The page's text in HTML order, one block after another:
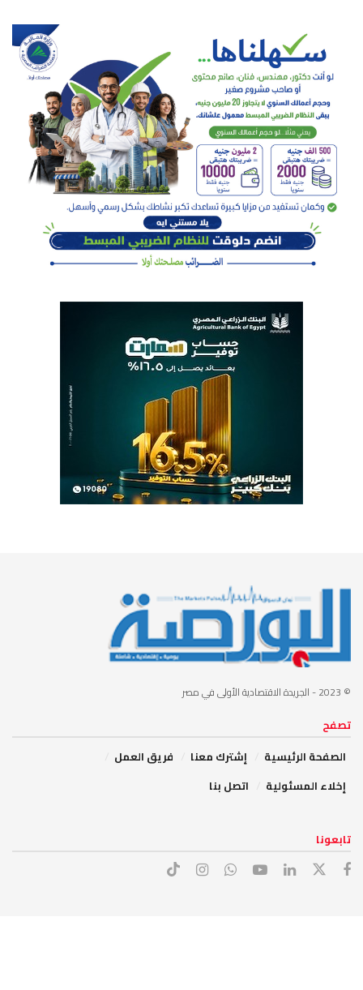
© 2023 - الجريدة الاقتصادية الأولى في مصر
تصفح
الصفحة الرئيسية
إشترك معنا
فريق العمل
إخلاء المسئولية
اتصل بنا
تابعونا